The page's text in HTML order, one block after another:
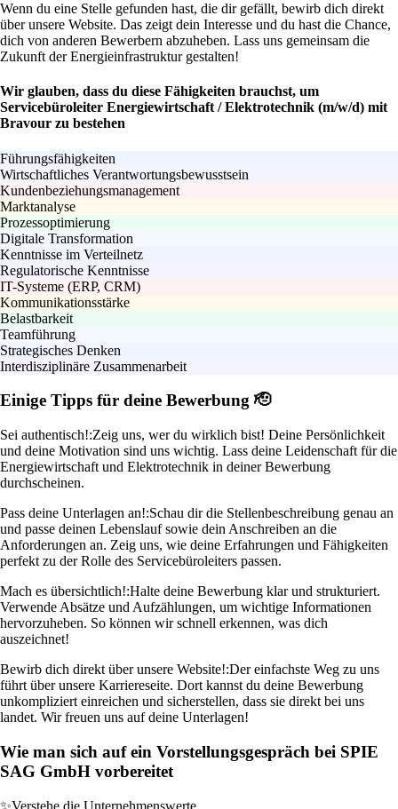
Wenn du eine Stelle gefunden hast, die dir gefällt, bewirb dich direkt
über unsere Website. Das zeigt dein Interesse und du hast die Chance,
dich von anderen Bewerbern abzuheben. Lass uns gemeinsam die
Zukunft der Energieinfrastruktur gestalten!
Wir glauben, dass du diese Fähigkeiten brauchst, um
Servicebüroleiter Energiewirtschaft / Elektrotechnik (m/w/d) mit
Bravour zu bestehen
Führungsfähigkeiten
Wirtschaftliches Verantwortungsbewusstsein
Kundenbeziehungsmanagement
Marktanalyse
Prozessoptimierung
Digitale Transformation
Kenntnisse im Verteilnetz
Regulatorische Kenntnisse
IT-Systeme (ERP, CRM)
Kommunikationsstärke
Belastbarkeit
Teamführung
Strategisches Denken
Interdisziplinäre Zusammenarbeit
Einige Tipps für deine Bewerbung 🫡
Sei authentisch!:Zeig uns, wer du wirklich bist! Deine Persönlichkeit
und deine Motivation sind uns wichtig. Lass deine Leidenschaft für die
Energiewirtschaft und Elektrotechnik in deiner Bewerbung
durchscheinen.
Pass deine Unterlagen an!:Schau dir die Stellenbeschreibung genau an
und passe deinen Lebenslauf sowie dein Anschreiben an die
Anforderungen an. Zeig uns, wie deine Erfahrungen und Fähigkeiten
perfekt zu der Rolle des Servicebüroleiters passen.
Mach es übersichtlich!:Halte deine Bewerbung klar und strukturiert.
Verwende Absätze und Aufzählungen, um wichtige Informationen
hervorzuheben. So können wir schnell erkennen, was dich
auszeichnet!
Bewirb dich direkt über unsere Website!:Der einfachste Weg zu uns
führt über unsere Karriereseite. Dort kannst du deine Bewerbung
unkompliziert einreichen und sicherstellen, dass sie direkt bei uns
landet. Wir freuen uns auf deine Unterlagen!
Wie man sich auf ein Vorstellungsgespräch bei SPIE
SAG GmbH vorbereitet
✨Verstehe die Unternehmenswerte